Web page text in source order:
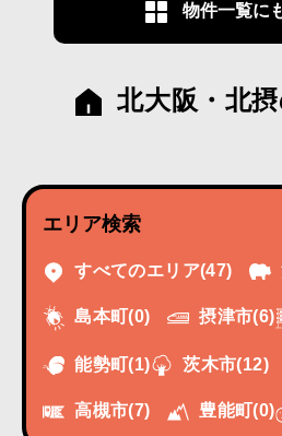
物件一覧に
北大阪・北
エリア検索
すべてのエリア(47)
島本町(0) 摂津市(6)
能勢町(1) 茨木市(12)
高槻市(7) 豊能町(0)